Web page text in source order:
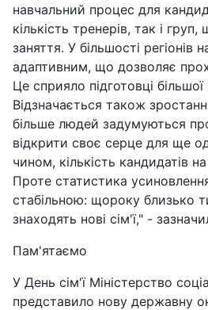
навчальний процес для
кількість тренерів, так і
заняття. У більшості регіонів
адаптивним, що дозволяє
Це сприяло підготовці
Відзначається також
більше людей задумуються
відкрити своє серце для ще
чином, кількість кандидатів
Проте статистика
стабільною: щороку близько
знаходять нові сім'ї," -
Пам'ятаємо
У День сім'ї Міністерство
представило нову державну